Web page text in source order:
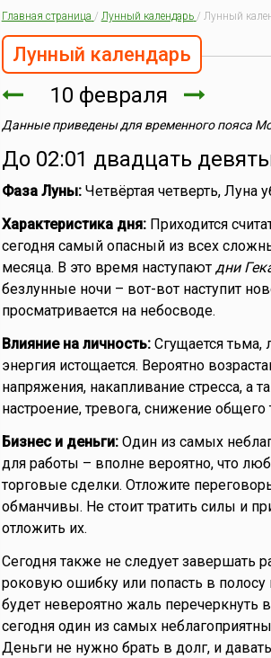
Главная страница / Лунный календарь / Лунный
Лунный календарь
10 февраля
Данные приведены для временного пояса
До 02:01 двадцать
Фаза Луны:Четвёртая четверть, Луна
Характеристика дня:Приходится
сегодня самый опасный из всех
месяца. В это время наступают дни
безлунные ночи – вот-вот наступит
просматривается на небосводе.
Влияние на личность:Сгущается тьма,
энергия истощается. Вероятно
напряжения, накапливание стресса, а
настроение, тревога, снижение общего
Бизнес и деньги:Один из самых
для работы – вполне вероятно, что
торговые сделки. Отложите
обманчивы. Не стоит тратить силы и
отложить их.
Сегодня также не следует завершать
роковую ошибку или попасть в полосу
будет невероятно жаль
сегодня один из самых
Деньги не нужно брать в долг, и